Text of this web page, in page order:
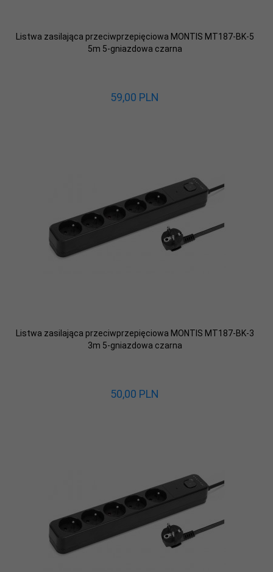
Listwa zasilająca przeciwprzepięciowa MONTIS MT187-BK-5
5m 5-gniazdowa czarna
59,00 PLN
Listwa zasilająca przeciwprzepięciowa MONTIS MT187-BK-3
3m 5-gniazdowa czarna
50,00 PLN